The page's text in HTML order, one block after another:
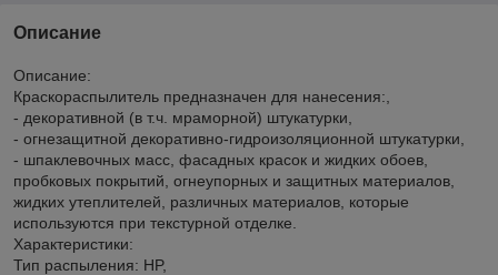
Описание
Описание:
Краскораспылитель предназначен для нанесения:,
- декоративной (в т.ч. мраморной) штукатурки,
- огнезащитной декоративно-гидроизоляционной штукатурки,
- шпаклевочных масс, фасадных красок и жидких обоев,
пробковых покрытий, огнеупорных и защитных материалов,
жидких утеплителей, различных материалов, которые
используются при текстурной отделке.
Характеристики:
Тип распыления: HP,